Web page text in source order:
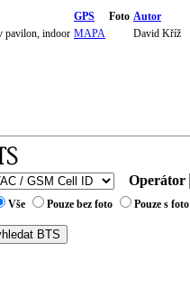
GPS Foto Autor
pavilon, indoor MAPA David Kříž
Operátor
Vše Pouze bez foto Pouze s foto